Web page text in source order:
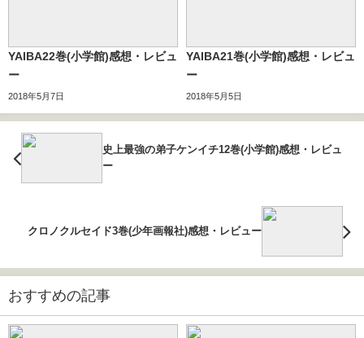
YAIBA22巻(小学館)感想・レビュ
ー
2018年5月7日
YAIBA21巻(小学館)感想・レビュ
ー
2018年5月5日
史上最強の弟子ケンイチ12巻(小学館)感想・レビュ
ー
クロノクルセイド3巻(少年画報社)感想・レビュー
おすすめの記事